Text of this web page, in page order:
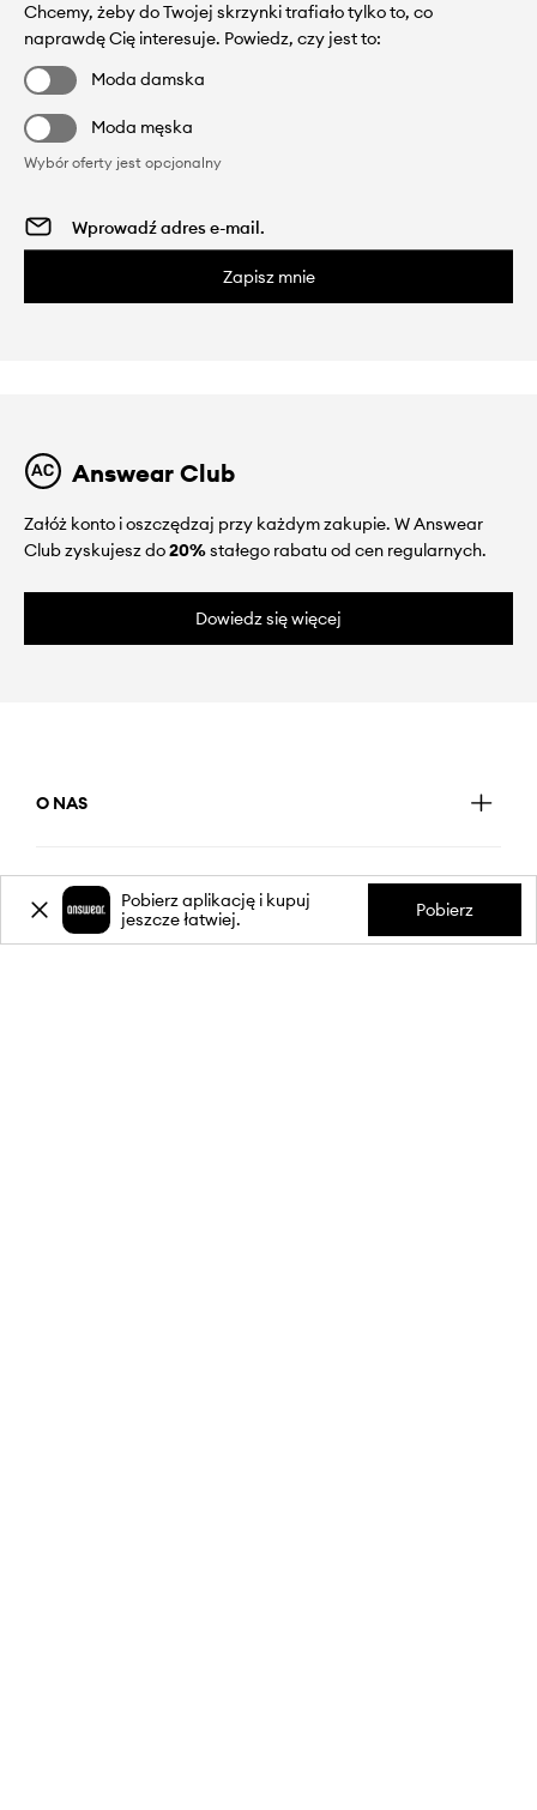
Chcemy, żeby do Twojej skrzynki trafiało tylko to, co
naprawdę Cię interesuje. Powiedz, czy jest to:
Moda damska
Moda męska
Wybór oferty jest opcjonalny
Zapisz mnie
Answear Club
Załóż konto i oszczędzaj przy każdym zakupie. W Answear
Club zyskujesz do20%stałego rabatu od cen regularnych.
Dowiedz się więcej
O NAS
INFORMACJEPobierz aplikację i kupuj
jeszcze łatwiej.
Pobierz